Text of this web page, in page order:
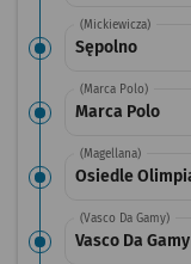
(Mickiewicza)
Sępolno
(Marca Polo)
Marca Polo
(Magellana)
Osiedle
(Vasco Da Gamy)
Vasco Da Gamy